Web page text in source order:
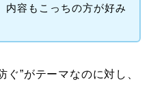
内容もこっちの方が好み
ぐ”がテーマなのに対し、